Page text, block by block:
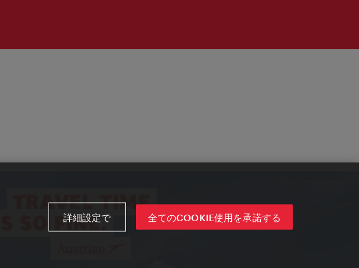
詳細設定で 全てのCOOKIE使用を承諾する